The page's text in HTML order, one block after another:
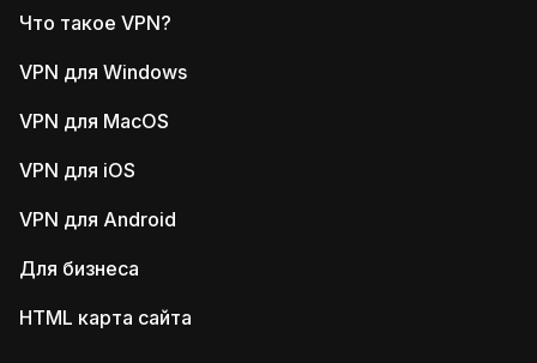
Что такое VPN?
VPN для Windows
VPN для MacOS
VPN для iOS
VPN для Android
Для бизнеса
HTML карта сайта